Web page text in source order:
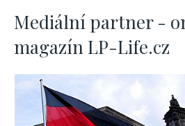
Mediální partner -
magazín LP-Life.cz